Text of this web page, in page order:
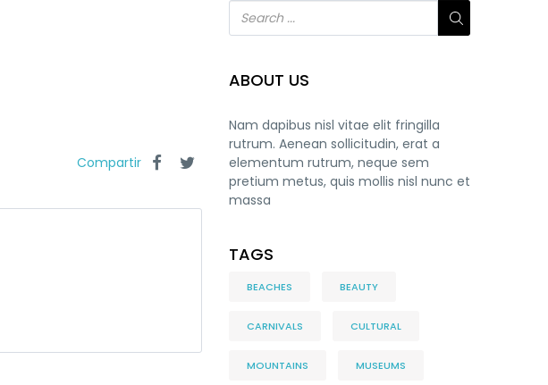
Compartir
ABOUT US
Nam dapibus nisl vitae elit fringilla
rutrum. Aenean sollicitudin, erat a
elementum rutrum, neque sem
pretium metus, quis mollis nisl nunc et
massa
TAGS
BEACHES BEAUTY
CARNIVALS CULTURAL
MOUNTAINS MUSEUMS